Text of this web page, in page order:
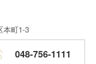
本町1-3
048-756-1111